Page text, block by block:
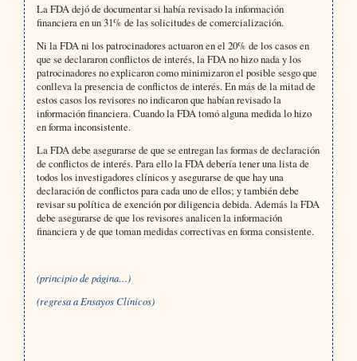
La FDA dejó de documentar si había revisado la información
financiera en un 31% de las solicitudes de comercialización.
Ni la FDA ni los patrocinadores actuaron en el 20% de los casos en
que se declararon conflictos de interés, la FDA no hizo nada y los
patrocinadores no explicaron como minimizaron el posible sesgo que
conlleva la presencia de conflictos de interés. En más de la mitad de
estos casos los revisores no indicaron que habían revisado la
información financiera. Cuando la FDA tomó alguna medida lo hizo
en forma inconsistente.
La FDA debe asegurarse de que se entregan las formas de declaración
de conflictos de interés. Para ello la FDA debería tener una lista de
todos los investigadores clínicos y asegurarse de que hay una
declaración de conflictos para cada uno de ellos; y también debe
revisar su política de exención por diligencia debida. Además la FDA
debe asegurarse de que los revisores analicen la información
financiera y de que toman medidas correctivas en forma consistente.
(principio de página…)
(regresa a Ensayos Clínicos)